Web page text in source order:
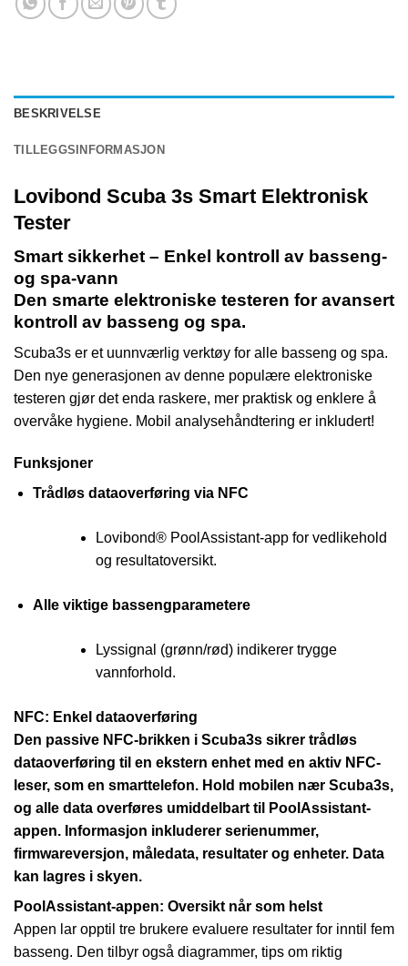
BESKRIVELSE
TILLEGGSINFORMASJON
Lovibond Scuba 3s Smart Elektronisk
Tester
Smart sikkerhet – Enkel kontroll av basseng-
og spa-vann
Den smarte elektroniske testeren for avansert
kontroll av basseng og spa.
Scuba3s er et uunnværlig verktøy for alle basseng og spa.
Den nye generasjonen av denne populære elektroniske
testeren gjør det enda raskere, mer praktisk og enklere å
overvåke hygiene. Mobil analysehåndtering er inkludert!
Funksjoner
Trådløs dataoverføring via NFC
Lovibond® PoolAssistant-app for vedlikehold
og resultatoversikt.
Alle viktige bassengparametere
Lyssignal (grønn/rød) indikerer trygge
vannforhold.
NFC: Enkel dataoverføring
Den passive NFC-brikken i Scuba3s sikrer trådløs
dataoverføring til en ekstern enhet med en aktiv NFC-
leser, som en smarttelefon. Hold mobilen nær Scuba3s,
og alle data overføres umiddelbart til PoolAssistant-
appen. Informasjon inkluderer serienummer,
firmwareversjon, måledata, resultater og enheter. Data
kan lagres i skyen.
PoolAssistant-appen: Oversikt når som helst
Appen lar opptil tre brukere evaluere resultater for inntil fem
basseng. Den tilbyr også diagrammer, tips om riktig